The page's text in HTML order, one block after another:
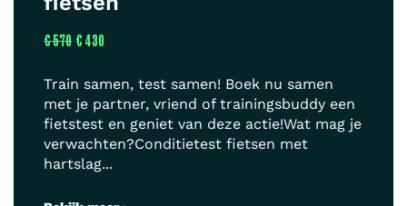
€ 570 € 430
Train samen, test samen! Boek nu samen
met je partner, vriend of trainingsbuddy een
fietstest en geniet van deze actie!Wat mag je
verwachten?Conditietest fietsen met
hartslag...